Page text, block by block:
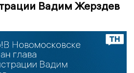
Вадим Жерздев